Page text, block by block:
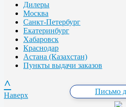
Дилеры
Москва
Санкт-Петербург
Екатеринбург
Хабаровск
Краснодар
Астана (Казахстан)
Пункты выдачи заказов
Письмо
^
Наверх